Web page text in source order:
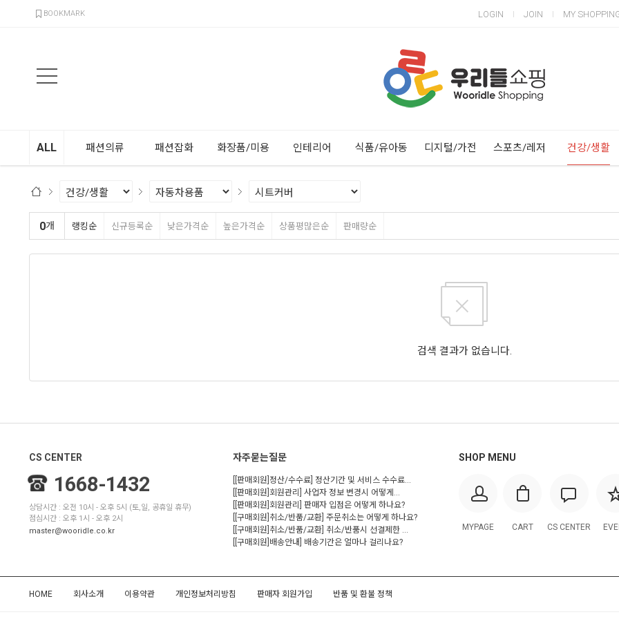
BOOKMARK LOGIN JOIN MY
ALL 패션의류 패션잡화 화장품/미용 인테리어 식품/유아동 디지털/가전 스포츠/레저 건강/생활
0개 랭킹순 신규등록순 낮은가격순 높은가격순 상품평많은순 판매량순
검색 결과가 없습니다.
CS CENTER
1668-1432
상담시간 : 오전 10시 - 오후 5시 (토,일, 공휴일 휴무)
점심시간 : 오후 1시 - 오후 2시
master@wooridle.co.kr
자주묻는질문
[[판매회원]정산/수수료] 정산기간 및 서비스 수수료...
[[판매회원]회원관리] 사업자 정보 변경시 어떻게...
[[판매회원]회원관리] 판매자 입점은 어떻게 하나요?
[[구매회원]취소/반품/교환] 주문취소는 어떻게 하나요?
[[구매회원]취소/반품/교환] 취소/반품시 선결제한 ...
[[구매회원]배송안내] 배송기간은 얼마나 걸리나요?
SHOP MENU
MYPAGE CART CS CENTER
HOME 회사소개 이용약관 개인정보처리방침 판매자 회원가입 반품 및 환불 정책